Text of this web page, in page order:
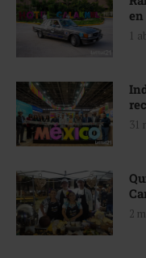
1
31
2